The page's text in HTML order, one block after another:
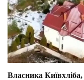
Власника